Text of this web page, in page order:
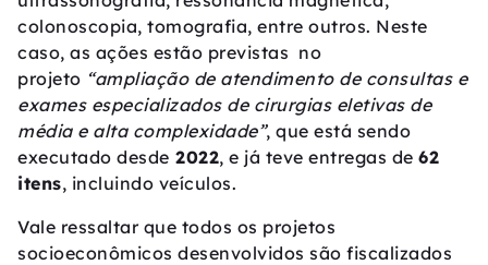
colonoscopia, tomografia, entre outros. Neste
caso, as ações estão previstas no
projeto “ampliação de atendimento de consultas e
exames especializados de cirurgias eletivas de
média e alta complexidade”, que está sendo
executado desde 2022, e já teve entregas de 62
itens, incluindo veículos.
Vale ressaltar que todos os projetos
socioeconômicos desenvolvidos são fiscalizados